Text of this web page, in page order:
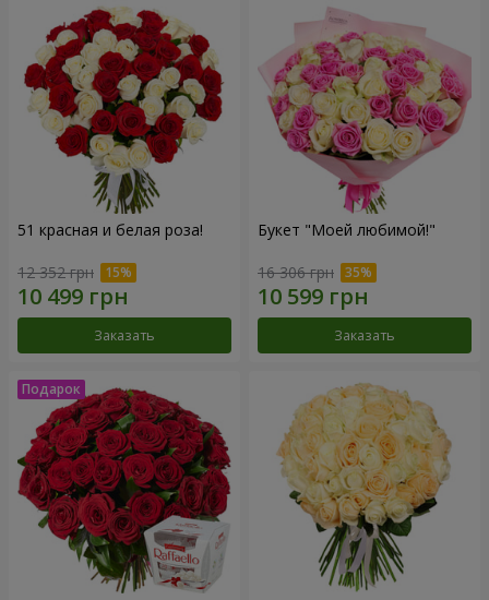
51 красная и белая роза!
12 352 грн
Заказать
Букет "Моей любимой!"
16 306 грн
Заказать